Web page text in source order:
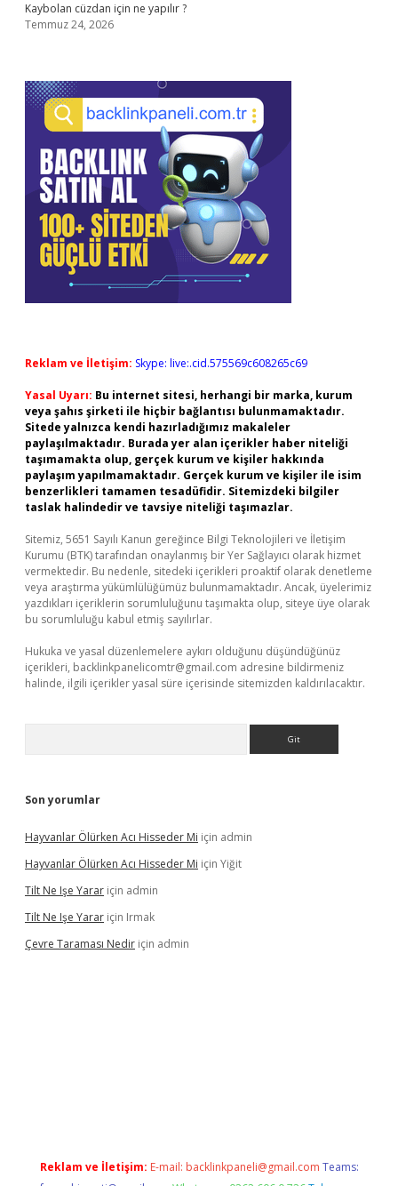
Kaybolan cüzdan için ne yapılır ?
Temmuz 24, 2026
Reklam ve İletişim: Skype: live:.cid.575569c608265c69
Yasal Uyarı: Bu internet sitesi, herhangi bir marka, kurum
veya şahıs şirketi ile hiçbir bağlantısı bulunmamaktadır.
Sitede yalnızca kendi hazırladığımız makaleler
paylaşılmaktadır. Burada yer alan içerikler haber niteliği
taşımamakta olup, gerçek kurum ve kişiler hakkında
paylaşım yapılmamaktadır. Gerçek kurum ve kişiler ile isim
benzerlikleri tamamen tesadüfidir. Sitemizdeki bilgiler
taslak halindedir ve tavsiye niteliği taşımazlar.
Sitemiz, 5651 Sayılı Kanun gereğince Bilgi Teknolojileri ve İletişim
Kurumu (BTK) tarafından onaylanmış bir Yer Sağlayıcı olarak hizmet
vermektedir. Bu nedenle, sitedeki içerikleri proaktif olarak denetleme
veya araştırma yükümlülüğümüz bulunmamaktadır. Ancak, üyelerimiz
yazdıkları içeriklerin sorumluluğunu taşımakta olup, siteye üye olarak
bu sorumluluğu kabul etmiş sayılırlar.
Hukuka ve yasal düzenlemelere aykırı olduğunu düşündüğünüz
içerikleri, backlinkpanelicomtr@gmail.com adresine bildirmeniz
halinde, ilgili içerikler yasal süre içerisinde sitemizden kaldırılacaktır.
Son yorumlar
Hayvanlar Ölürken Acı Hisseder Mi için admin
Hayvanlar Ölürken Acı Hisseder Mi için Yiğit
Tilt Ne Işe Yarar için admin
Tilt Ne Işe Yarar için Irmak
Çevre Taraması Nedir için admin
Reklam ve İletişim: E-mail: backlinkpaneli@gmail.com Teams: